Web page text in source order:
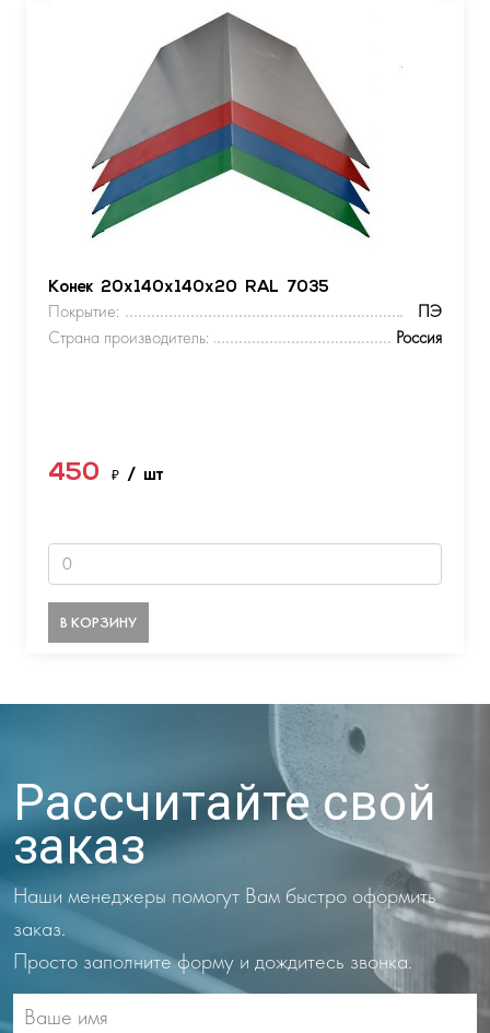
Конек 20х140х140х20 RAL 7035
Покрытие:
ПЭ
Страна производитель:
Россия
450 ₽ / шт
В КОРЗИНУ
Рассчитайте свой
заказ
Наши менеджеры помогут Вам быстро оформить
заказ.
Просто заполните форму и дождитесь звонка.